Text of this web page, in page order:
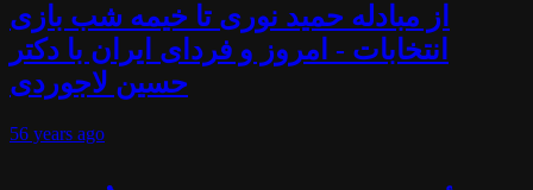
از مبادله حمید نوری تا خیمه شب بازی
انتخابات - امروز و فردای ایران با دکتر
حسین لاجوردی
56 years ago